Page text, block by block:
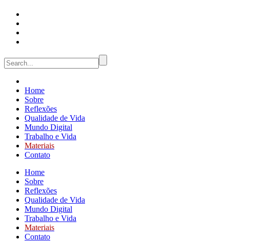
Home
Sobre
Reflexões
Qualidade de Vida
Mundo Digital
Trabalho e Vida
Materiais
Contato
Home
Sobre
Reflexões
Qualidade de Vida
Mundo Digital
Trabalho e Vida
Materiais
Contato